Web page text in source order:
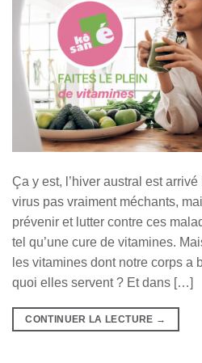
Ça y est, l’hiver austral est
virus pas vraiment méchants,
prévenir et lutter contre ces
tel qu’une cure de vitamines.
les vitamines dont notre corps a
quoi elles servent ? Et dans […]
CONTINUER LA LECTURE →